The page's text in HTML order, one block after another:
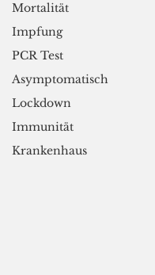
Mortalität
Impfung
PCR Test
Asymptomatisch
Lockdown
Immunität
Krankenhaus